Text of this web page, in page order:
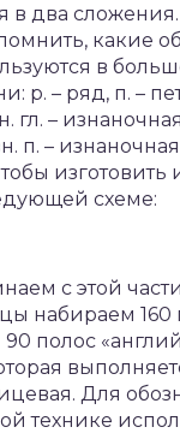
в два
какие
в
р. – ряд, п. –
гл. –
п. –
изготовить
схеме:
с этой
набираем 160
полос
Для
технике